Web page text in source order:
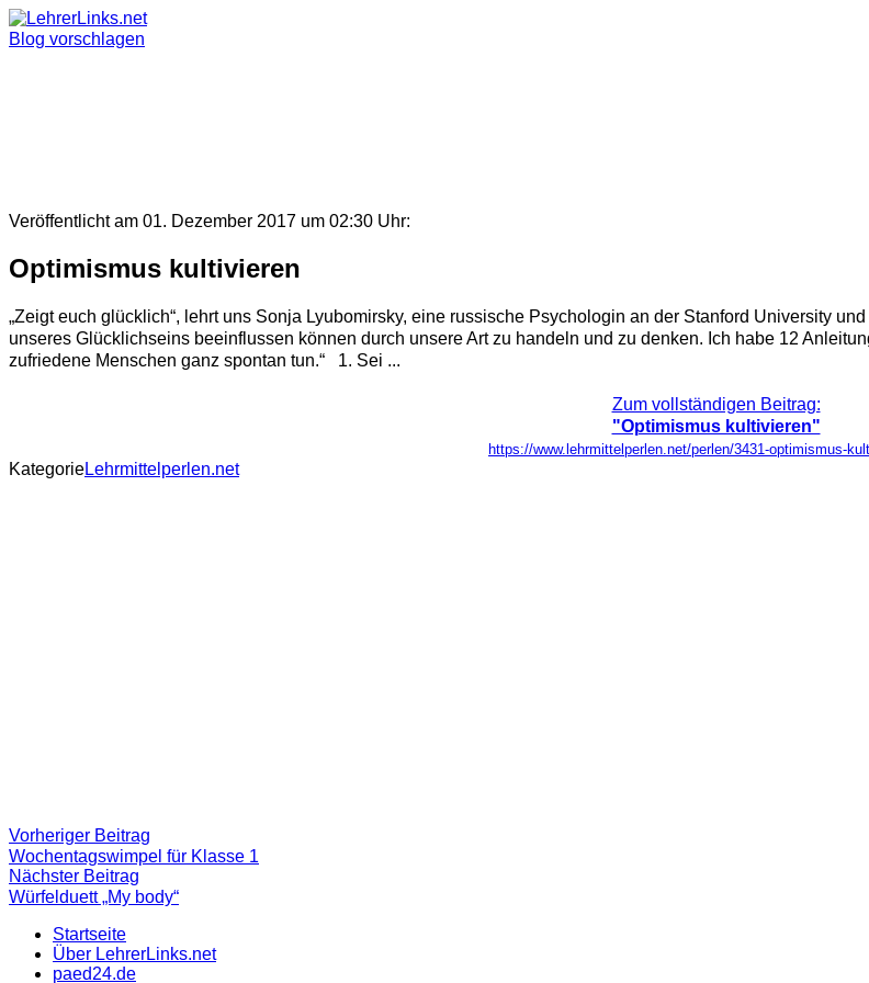
Skip
to
Blog vorschlagen
Veröffentlicht am 01. Dezember 2017 um 02:30 Uhr:
Optimismus kultivieren
„Zeigt euch glücklich“, lehrt uns Sonja Lyubomirsky, eine russische Psychologin an der Stanford University
unseres Glücklichseins beeinflussen können durch unsere Art zu handeln und zu denken. Ich habe 12
zufriedene Menschen ganz spontan tun.“ 1. Sei ...
Zum vollständigen Beitrag:
"Optimismus kultivieren"
https://www.lehrmittelperlen.net/perlen/3431-optimismus-
KategorieLehrmittelperlen.net
Beitragsnavigation
Vorheriger Beitrag
Beitrag:
Wochentagswimpel für Klasse 1
Nächster Beitrag
Beitrag
Würfelduett „My body“
Startseite
Über LehrerLinks.net
paed24.de